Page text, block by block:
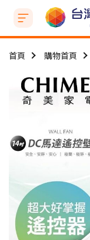
首頁 購物首頁